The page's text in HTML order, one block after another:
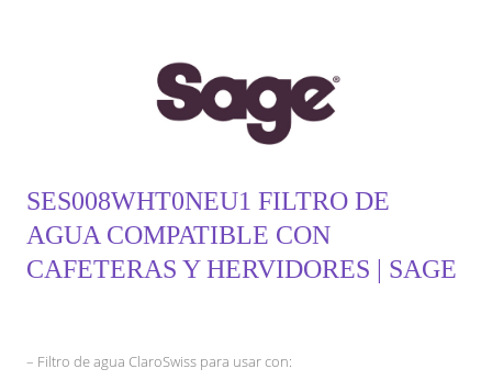
SES008WHT0NEU1 FILTRO DE
AGUA COMPATIBLE CON
CAFETERAS Y HERVIDORES | SAGE
– Filtro de agua ClaroSwiss para usar con: